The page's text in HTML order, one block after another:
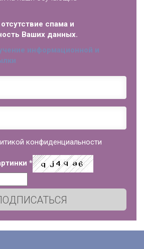
спама и
Ваших данных.
информационной и
конфиденциальности
*